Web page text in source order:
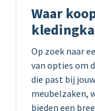
Waar
Op zoek naar
van opties om
die past bij
meubelzaken,
bieden een